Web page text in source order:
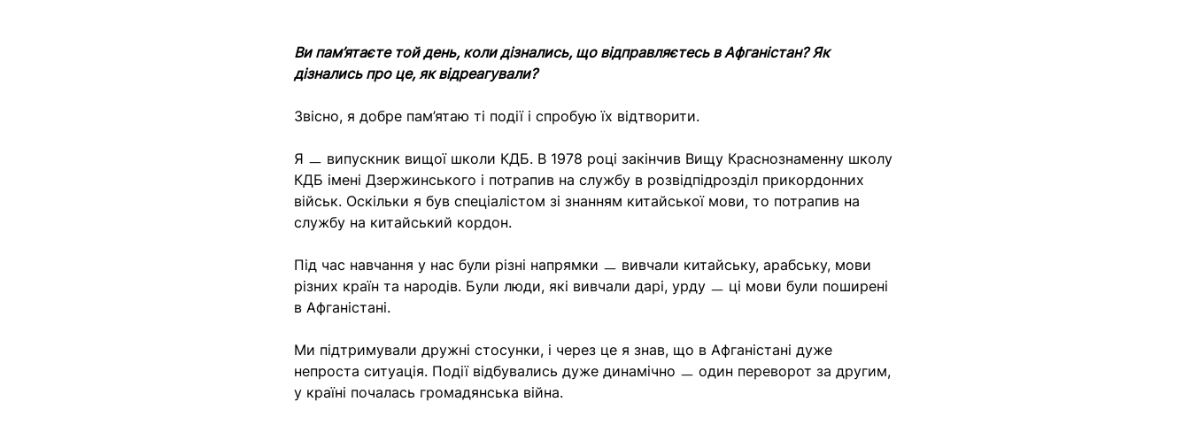
Ви пам’ятаєте той день, коли дізнались, що відправляєтесь в Афганістан? Як
дізнались про це, як відреагували?
Звісно, я добре пам’ятаю ті події і спробую їх відтворити.
Я ㅡ випускник вищої школи КДБ. В 1978 році закінчив Вищу Краснознаменну школу
КДБ імені Дзержинського і потрапив на службу в розвідпідрозділ прикордонних
військ. Оскільки я був спеціалістом зі знанням китайської мови, то потрапив на
службу на китайський кордон.
Під час навчання у нас були різні напрямки ㅡ вивчали китайську, арабську, мови
різних країн та народів. Були люди, які вивчали дарі, урду ㅡ ці мови були поширені
в Афганістані.
Ми підтримували дружні стосунки, і через це я знав, що в Афганістані дуже
непроста ситуація. Події відбувались дуже динамічно ㅡ один переворот за другим,
у країні почалась громадянська війна.